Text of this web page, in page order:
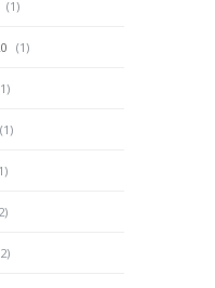
(1)
(1)
(1)